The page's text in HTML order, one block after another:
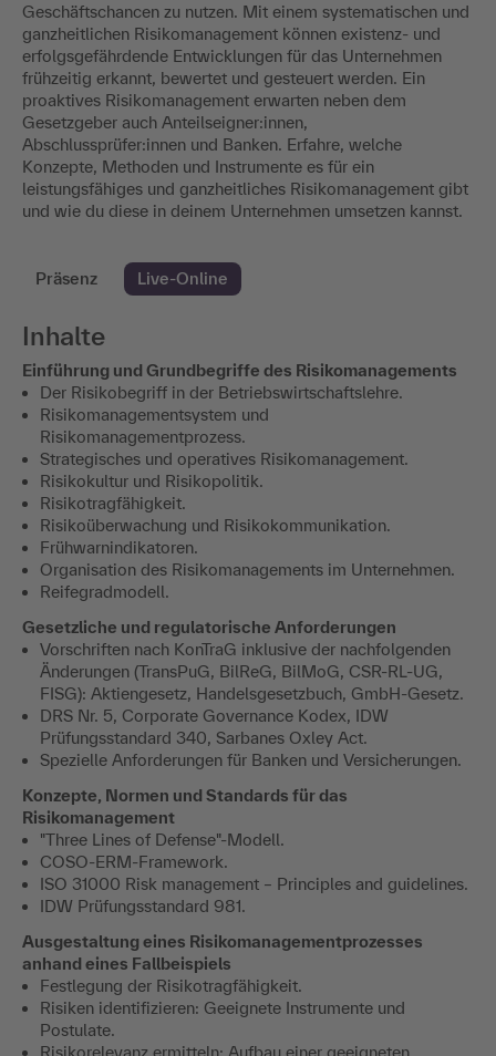
Geschäftschancen zu nutzen. Mit einem systematischen und
ganzheitlichen Risikomanagement können existenz- und
erfolgsgefährdende Entwicklungen für das Unternehmen
frühzeitig erkannt, bewertet und gesteuert werden. Ein
proaktives Risikomanagement erwarten neben dem
Gesetzgeber auch Anteilseigner:innen,
Abschlussprüfer:innen und Banken. Erfahre, welche
Konzepte, Methoden und Instrumente es für ein
leistungsfähiges und ganzheitliches Risikomanagement gibt
und wie du diese in deinem Unternehmen umsetzen kannst.
Präsenz Live-Online
Inhalte
Einführung und Grundbegriffe des Risikomanagements
Der Risikobegriff in der Betriebswirtschaftslehre.
Risikomanagementsystem und
Risikomanagementprozess.
Strategisches und operatives Risikomanagement.
Risikokultur und Risikopolitik.
Risikotragfähigkeit.
Risikoüberwachung und Risikokommunikation.
Frühwarnindikatoren.
Organisation des Risikomanagements im Unternehmen.
Reifegradmodell.
Gesetzliche und regulatorische Anforderungen
Vorschriften nach KonTraG inklusive der nachfolgenden
Änderungen (TransPuG, BilReG, BilMoG, CSR-RL-UG,
FISG): Aktiengesetz, Handelsgesetzbuch, GmbH-Gesetz.
DRS Nr. 5, Corporate Governance Kodex, IDW
Prüfungsstandard 340, Sarbanes Oxley Act.
Spezielle Anforderungen für Banken und Versicherungen.
Konzepte, Normen und Standards für das
Risikomanagement
"Three Lines of Defense"-Modell.
COSO-ERM-Framework.
ISO 31000 Risk management – Principles and guidelines.
IDW Prüfungsstandard 981.
Ausgestaltung eines Risikomanagementprozesses
anhand eines Fallbeispiels
Festlegung der Risikotragfähigkeit.
Risiken identifizieren: Geeignete Instrumente und
Postulate.
Risikorelevanz ermitteln: Aufbau einer geeigneten